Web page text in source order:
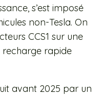
s’est imposé
non-Tesla. On
CCS1 sur une
rapide
avant 2025 par un